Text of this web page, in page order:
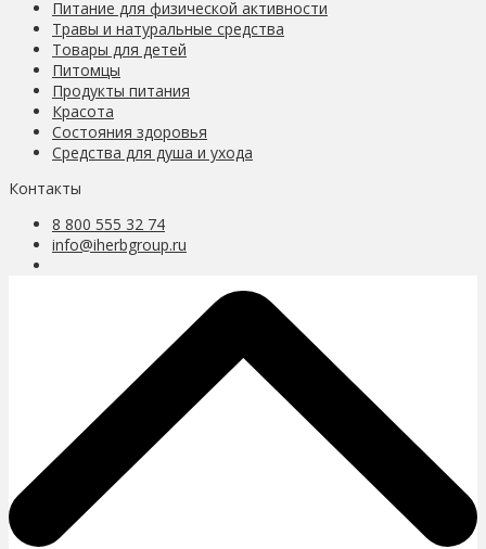
Питание для физической активности
Травы и натуральные средства
Товары для детей
Питомцы
Продукты питания
Красота
Состояния здоровья
Средства для душа и ухода
Контакты
8 800 555 32 74
info@iherbgroup.ru